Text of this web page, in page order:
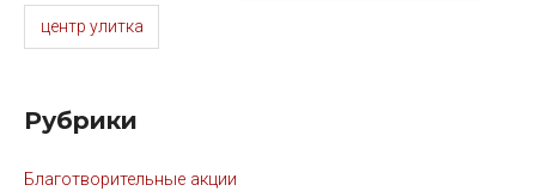
центр улитка
Рубрики
Благотворительные акции